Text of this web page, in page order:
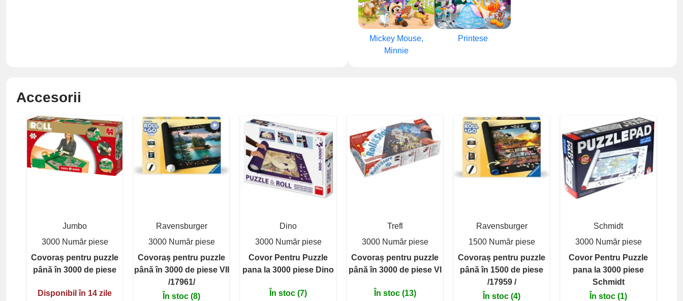
Mickey Mouse,
Minnie
Printese
Accesorii
Jumbo
3000 Număr piese
Covoraș pentru puzzle
până în 3000 de piese
Disponibil în 14 zile
Ravensburger
3000 Număr piese
Covoraș pentru puzzle
până în 3000 de piese VII
/17961/
În stoc (8)
Dino
3000 Număr piese
Covor Pentru Puzzle
pana la 3000 piese Dino
În stoc (7)
Trefl
3000 Număr piese
Covoraș pentru puzzle
până în 3000 de piese VI
În stoc (13)
Ravensburger
1500 Număr piese
Covoraș pentru puzzle
până în 1500 de piese
/17959 /
În stoc (4)
Schmidt
3000 Număr piese
Covor Pentru Puzzle
pana la 3000 piese
Schmidt
În stoc (1)